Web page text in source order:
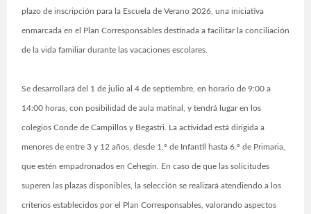
plazo de inscripción para la Escuela de Verano 2026, una iniciativa
enmarcada en el Plan Corresponsables destinada a facilitar la conciliación
de la vida familiar durante las vacaciones escolares.
Se desarrollará del 1 de julio al 4 de septiembre, en horario de 9:00 a
14:00 horas, con posibilidad de aula matinal, y tendrá lugar en los
colegios Conde de Campillos y Begastri. La actividad está dirigida a
menores de entre 3 y 12 años, desde 1.º de Infantil hasta 6.º de Primaria,
que estén empadronados en Cehegín. En caso de que las solicitudes
superen las plazas disponibles, la selección se realizará atendiendo a los
criterios establecidos por el Plan Corresponsables, valorando aspectos